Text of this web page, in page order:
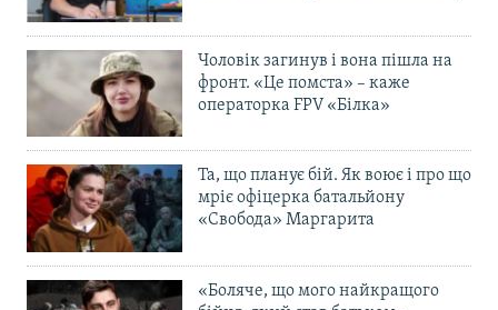
Чоловік загинув і вона пішла на
фронт. «Це помста» – каже
операторка FPV «Білка»
Та, що планує бій. Як воює і про що
мріє офіцерка батальйону
«Свобода» Маргарита
«Боляче, що мого найкращого